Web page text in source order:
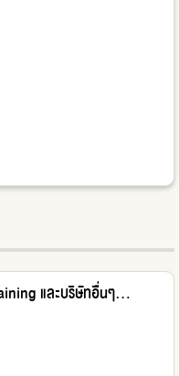
และบริษัทอื่นๆ...